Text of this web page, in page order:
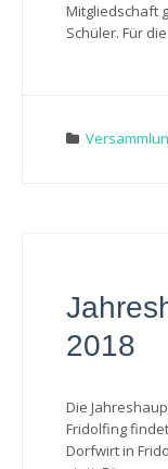
Mitgliedschaft
Schüler. Für
2018
Die
Fridolfing findet
Dorfwirt in